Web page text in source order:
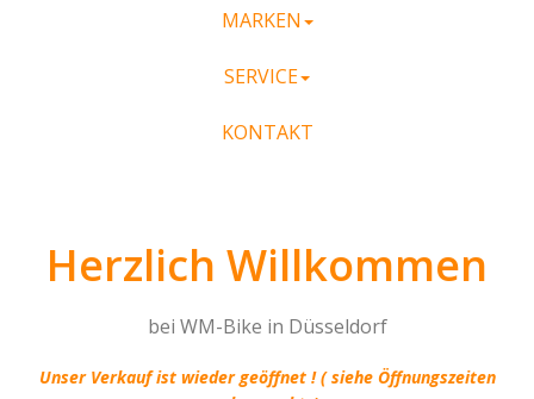
MARKEN
SERVICE
KONTAKT
Herzlich Willkommen
bei WM-Bike in Düsseldorf
Unser Verkauf ist wieder geöffnet ! ( siehe Öffnungszeiten